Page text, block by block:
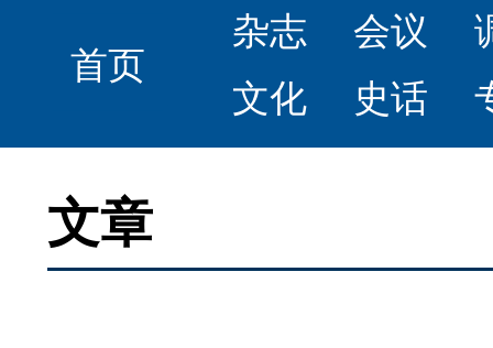
首页
杂志 会议
文化
史话
文章